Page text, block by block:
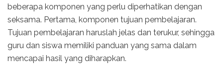
beberapa komponen yang perlu diperhatikan dengan
seksama. Pertama, komponen tujuan pembelajaran.
Tujuan pembelajaran haruslah jelas dan terukur, sehingga
guru dan siswa memiliki panduan yang sama dalam
mencapai hasil yang diharapkan.